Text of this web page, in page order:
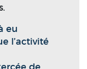
eu
l’activité